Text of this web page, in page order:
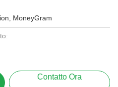
MoneyGram
Contatto Ora